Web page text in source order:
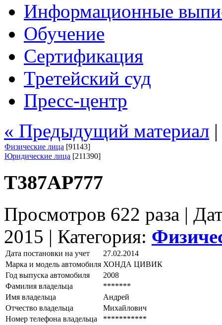
Информационные
Обучение
Сертификация
Третейский суд
Пресс-центр
« Предыдущий материал
Физические лица [91143]
Юридические лица [211390]
Т387АР777
Просмотров 622 раза |
2015 | Категория:
Дата постановки на учет
27.02.2014
Марка и модель автомобиля ХОНДА ЦИВИК
Год выпуска автомобиля
2008
Фамилия владельца
*******
Имя владельца
Андрей
Отчество владельца
Михайлович
Номер телефона владельца
***********